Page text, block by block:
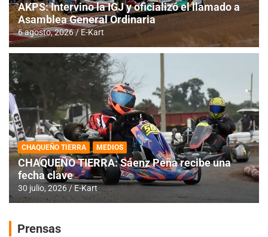
AKPS: Intervino la IGJ y oficializó el llamado a
Asamblea General Ordinaria
6 agosto, 2026 E-Kart
CHAQUEÑO TIERRA MEDIOS
CHAQUEÑO TIERRA: Sáenz Peña recibe una
fecha clave
30 julio, 2026 E-Kart
Prensas